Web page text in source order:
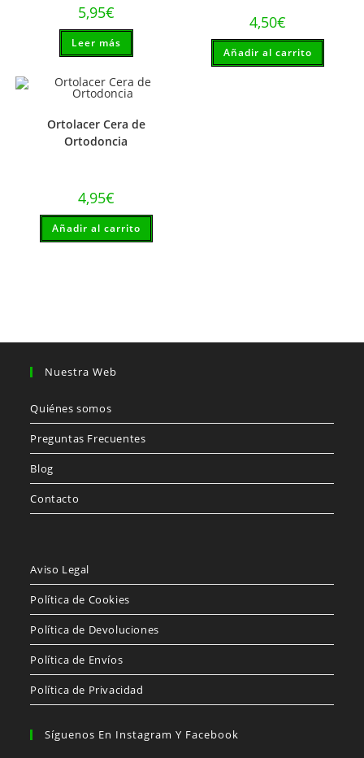
5,95€
Leer más
4,50€
Añadir al carrito
Ortolacer Cera de
Ortodoncia
4,95€
Añadir al carrito
Nuestra Web
Quiénes somos
Preguntas Frecuentes
Blog
Contacto
Aviso Legal
Política de Cookies
Política de Devoluciones
Política de Envíos
Política de Privacidad
Síguenos En Instagram Y Facebook